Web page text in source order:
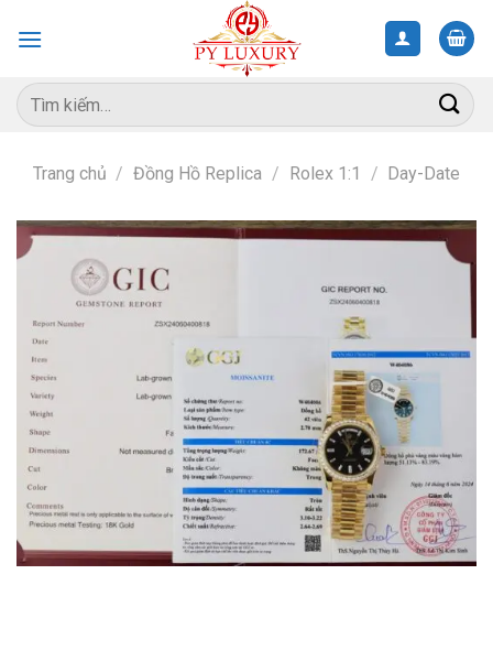
Tìm
kiếm:
Trang chủ / Đồng Hồ Replica / Rolex 1:1 / Day-Date